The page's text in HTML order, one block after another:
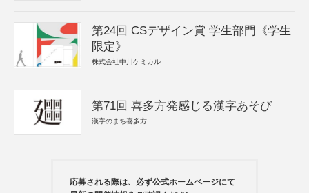
第24回 CSデザイン賞 学生部門《学生
限定》
株式会社中川ケミカル
第71回 喜多方発感じる漢字あそび
漢字のまち喜多方
応募される際は、必ず公式ホームページにて